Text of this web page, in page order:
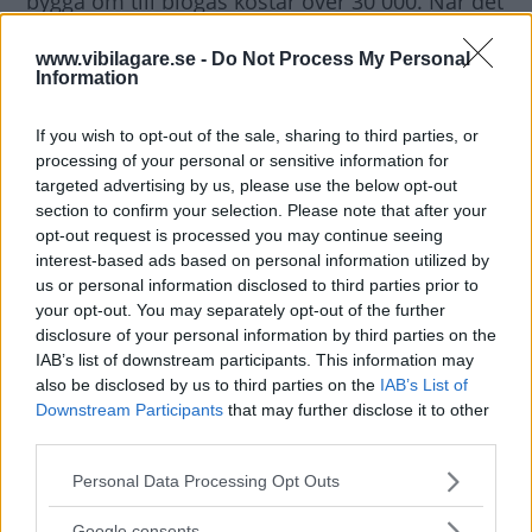
www.vibilagare.se - Do Not Process My Personal
Information
If you wish to opt-out of the sale, sharing to third parties, or
processing of your personal or sensitive information for
targeted advertising by us, please use the below opt-out
section to confirm your selection. Please note that after your
opt-out request is processed you may continue seeing
interest-based ads based on personal information utilized by
us or personal information disclosed to third parties prior to
your opt-out. You may separately opt-out of the further
disclosure of your personal information by third parties on the
IAB’s list of downstream participants. This information may
also be disclosed by us to third parties on the IAB’s List of
Downstream Participants that may further disclose it to other
Please note that this website/app uses one or more Google
not limited to your visit or usage behaviour. You may click to
Personal Data Processing Opt Outs
dessutom inte varit billigare att köra på etanol
har svenska bilister valt bort
I propositionen som låg till grund för den nya
lagen bedömdes antalet konverterade bilar
högst uppgå till någon procentandel av den
totala miljöbilsförsäljningen. Men resultatet
efter ett år uppnår inte ens dessa låga
ambitioner.
- Det är principiellt fel att något som är bra för
miljön är olagligt och det är huvudskälet till
lagändringen. Många vill ha möjlighet att
konvertera sin bil, sade miljöminister Andreas
Carlgren i samband med lagändringen.